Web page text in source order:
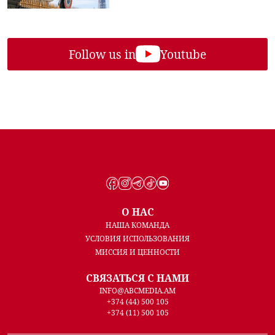
Follow us in Youtube
О НАС
НАША КОМАНДА
УСЛОВИЯ ИСПОЛЬЗОВАНИЯ
МИССИЯ И ЦЕННОСТИ
СВЯЗАТЬСЯ С НАМИ
INFO@ABCMEDIA.AM
+374 (44) 500 105
+374 (11) 500 105